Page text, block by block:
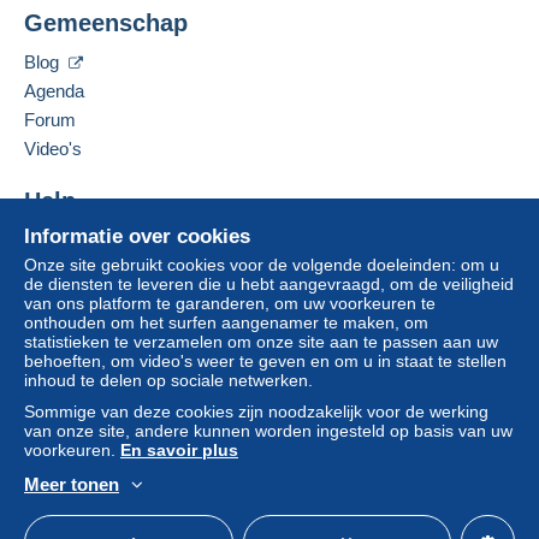
Een onbetaalde aankoop kan gevolgen hebben
voor de rekening van de koper.
Als de verkoopvoorwaarden van de verkoper
clausules bevatten met betrekking tot de betaling,
moeten deze als nietig worden beschouwd. De
Delcampe, zoals gedefinieerd in de
toepassing zijn.
Aankopen moeten worden betaald binnen14
dagenna ontvangst van de eindafrekening van de
verkoper.
Garantie:
koper.
Om de termijnen voor terugzending en
het Delcampe-charter
13 rue Richelieu
37000
Deze verkoper toevoegen aan mijn favorieten
Informatie over cookies
Onze site gebruikt cookies voor de volgende doeleinden: om u
de diensten te leveren die u hebt aangevraagd, om de veiligheid
van ons platform te garanderen, om uw voorkeuren te
onthouden om het surfen aangenamer te maken, om
statistieken te verzamelen om onze site aan te passen aan uw
behoeften, om video's weer te geven en om u in staat te stellen
inhoud te delen op sociale netwerken.
Sommige van deze cookies zijn noodzakelijk voor de werking
van onze site, andere kunnen worden ingesteld op basis van uw
voorkeuren. En savoir plus
Meer tonen
Gemeenschap
Blog
Agenda
Forum
Video's
Help
Hulpcentrum
Kopen op Delcampe
Verkopen op Delcampe
Een beveiligde website